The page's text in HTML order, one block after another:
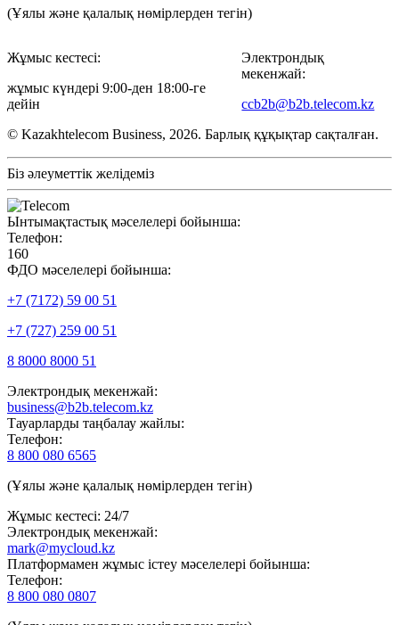
(Ұялы және қалалық нөмірлерден тегін)
Жұмыс кестесі:
жұмыс күндері 9:00-ден 18:00-ге
дейін
Электрондық
мекенжай:
ccb2b@b2b.telecom.kz
© Kazakhtelecom Business, 2026. Барлық құқықтар сақталған.
Біз әлеуметтік желідеміз
Ынтымақтастық мәселелері бойынша:
Телефон:
160
ФДО мәселелері бойынша:
+7 (7172) 59 00 51
+7 (727) 259 00 51
8 8000 8000 51
Электрондық мекенжай:
business@b2b.telecom.kz
Тауарларды таңбалау жайлы:
Телефон:
8 800 080 6565
(Ұялы және қалалық нөмірлерден тегін)
Жұмыс кестесі: 24/7
Электрондық мекенжай:
mark@mycloud.kz
Платформамен жұмыс істеу мәселелері бойынша:
Телефон:
8 800 080 0807